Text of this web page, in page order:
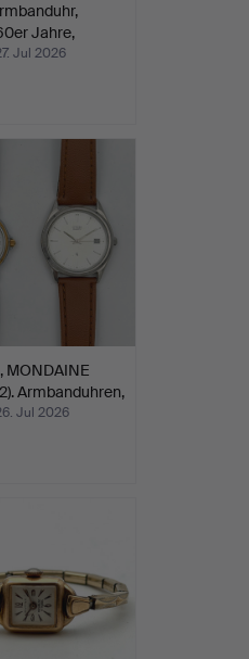
Jahre,
Jul 2026
MONDAINE
Armbanduhren,
Jul 2026